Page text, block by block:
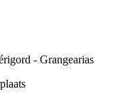
- Grangearias